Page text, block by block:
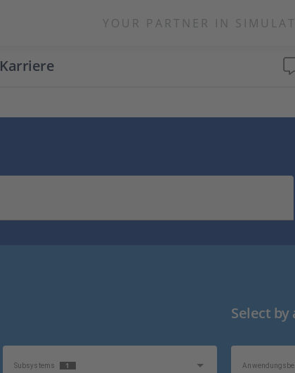
YOUR PARTNER IN
Karriere
Subsystems 1
Select